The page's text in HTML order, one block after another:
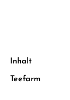
Inhalt
Teefarm